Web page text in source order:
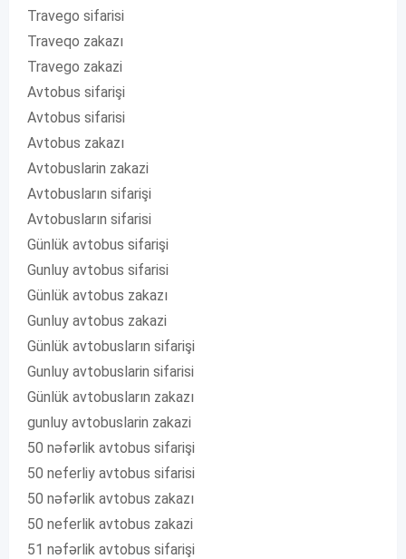
Travego sifarisi
Traveqo zakazı
Travego zakazi
Avtobus sifarişi
Avtobus sifarisi
Avtobus zakazı
Avtobuslarin zakazi
Avtobusların sifarişi
Avtobusların sifarisi
Günlük avtobus sifarişi
Gunluy avtobus sifarisi
Günlük avtobus zakazı
Gunluy avtobus zakazi
Günlük avtobusların sifarişi
Gunluy avtobuslarin sifarisi
Günlük avtobusların zakazı
gunluy avtobuslarin zakazi
50 nəfərlik avtobus sifarişi
50 neferliy avtobus sifarisi
50 nəfərlik avtobus zakazı
50 neferlik avtobus zakazi
51 nəfərlik avtobus sifarişi